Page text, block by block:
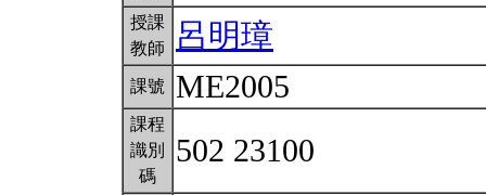
授課
教師
呂明璋
課號 ME2005
課程
識別
碼
502 23100